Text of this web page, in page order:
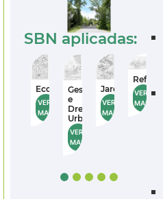
SBN aplicadas:
Parques
Urbanos
Periurbanos
Ecozonas
VER
MAIS
Gestão
e
Drenagem
Urbana
VER
MAIS
Jardins
VER
MAIS
VER
MAIS